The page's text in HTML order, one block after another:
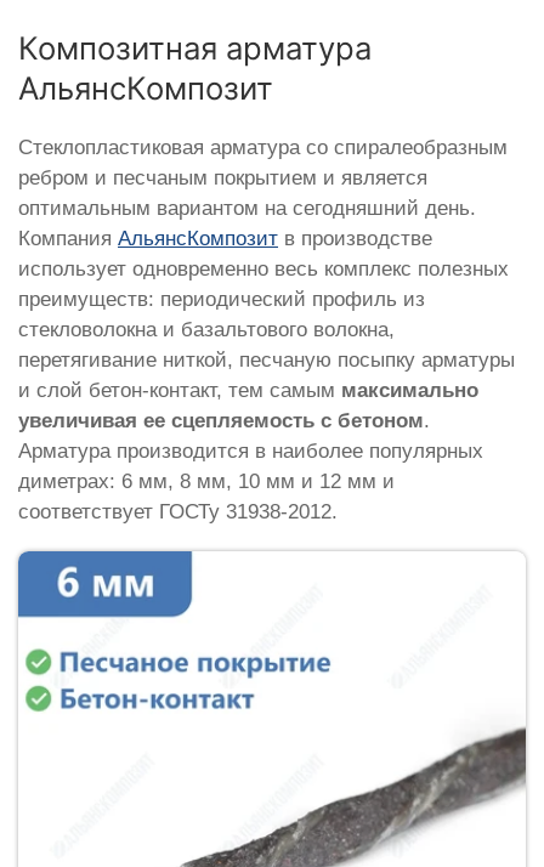
Композитная арматура
АльянсКомпозит
Стеклопластиковая арматура со спиралеобразным
ребром и песчаным покрытием и является
оптимальным вариантом на сегодняшний день.
Компания АльянсКомпозит в производстве
использует одновременно весь комплекс полезных
преимуществ: периодический профиль из
стекловолокна и базальтового волокна,
перетягивание ниткой, песчаную посыпку арматуры
и слой бетон-контакт, тем самым максимально
увеличивая ее сцепляемость с бетоном.
Арматура производится в наиболее популярных
диметрах: 6 мм, 8 мм, 10 мм и 12 мм и
соответствует ГОСТу 31938-2012.